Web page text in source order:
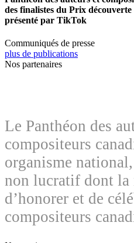
des finalistes du Prix
présenté par TikTok
Communiqués de presse
plus de publications
Nos partenaires
Le Panthéon des
compositeurs
organisme
non lucratif dont la
d’honorer et de
compositeurs